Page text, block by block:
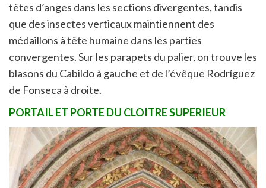
têtes d’anges dans les sections divergentes, tandis
que des insectes verticaux maintiennent des
médaillons à tête humaine dans les parties
convergentes. Sur les parapets du palier, on trouve les
blasons du Cabildo à gauche et de l’évêque Rodríguez
de Fonseca à droite.
PORTAIL ET PORTE DU CLOITRE SUPERIEUR